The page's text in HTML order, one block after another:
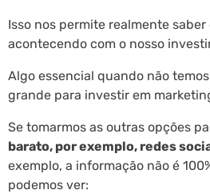
Isso nos permite realmente saber
acontecendo com o nosso
Algo essencial quando não
grande para investir em
Se tomarmos as outras opções
barato, por exemplo, redes
exemplo, a informação não é
podemos ver: